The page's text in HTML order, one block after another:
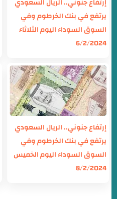
يرتفع في بنك الخرطوم وفي
السوق السوداء اليوم الثلاثاء
6/2/2024
إرتفاع جنوني.. الريال السعودي
يرتفع في بنك الخرطوم وفي
السوق السوداء اليوم الخميس
8/2/2024